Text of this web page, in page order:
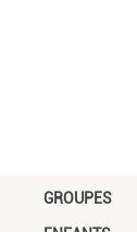
GROUPES